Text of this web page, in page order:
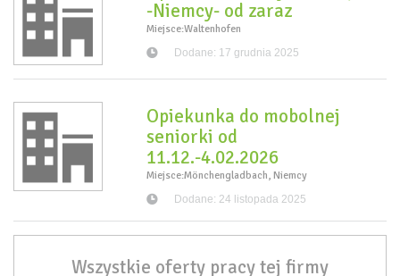
-Niemcy- od zaraz
Miejsce:Waltenhofen
Dodane: 17 grudnia 2025
Opiekunka do mobolnej
seniorki od
11.12.-4.02.2026
Miejsce:Mönchengladbach, Niemcy
Dodane: 24 listopada 2025
Wszystkie oferty pracytej firmy